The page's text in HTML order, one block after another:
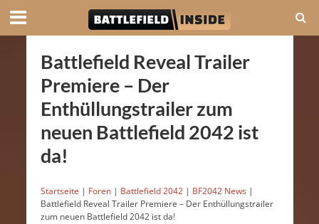
Battlefield Reveal Trailer
Premiere – Der
Enthüllungstrailer zum
neuen Battlefield 2042 ist
da!
Startseite | Foren | Battlefield 2042 | BF2042 News |
Battlefield Reveal Trailer Premiere – Der Enthüllungstrailer
zum neuen Battlefield 2042 ist da!